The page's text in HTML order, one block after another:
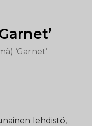
‘Garnet’
lehdistö,